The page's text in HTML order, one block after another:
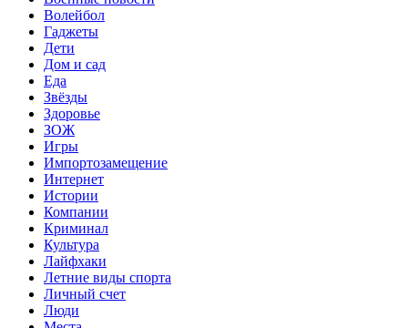
Волейбол
Гаджеты
Дети
Дом и сад
Еда
Звёзды
Здоровье
ЗОЖ
Игры
Импортозамещение
Интернет
Истории
Компании
Криминал
Культура
Лайфхаки
Летние виды спорта
Личный счет
Люди